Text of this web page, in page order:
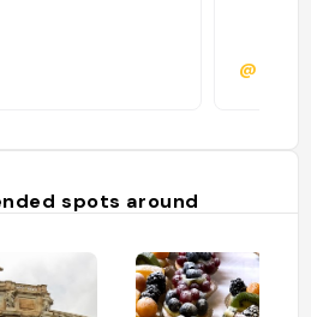
spots around